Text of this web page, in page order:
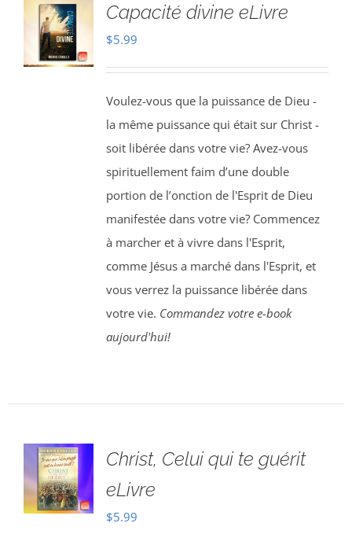
Capacité divine eLivre
$5.99
Voulez-vous que la puissance de Dieu -
la même puissance qui était sur Christ -
soit libérée dans votre vie? Avez-vous
spirituellement faim d’une double
portion de l’onction de l'Esprit de Dieu
manifestée dans votre vie? Commencez
à marcher et à vivre dans l'Esprit,
comme Jésus a marché dans l'Esprit, et
vous verrez la puissance libérée dans
votre vie. Commandez votre e-book
aujourd'hui!
Christ, Celui qui te guérit
eLivre
$5.99